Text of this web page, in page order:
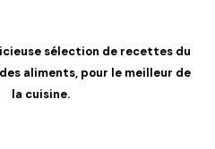
sélection de recettes du
aliments, pour le meilleur de
la cuisine.